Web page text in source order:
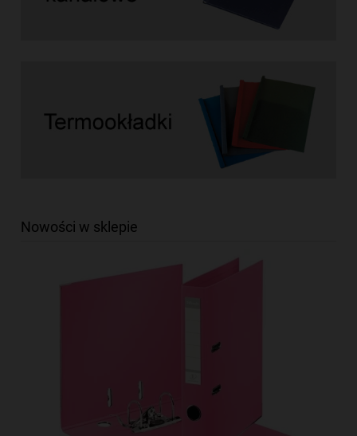
Nowości w sklepie